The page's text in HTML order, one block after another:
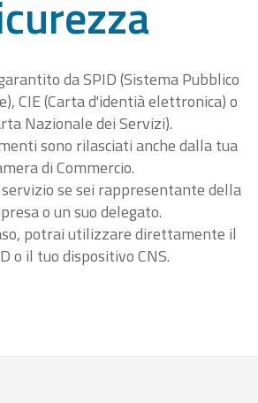
da SPID (Sistema Pubblico
CIE (Carta d'identià elettronica) o
Nazionale dei Servizi).
sono rilasciati anche dalla tua
di Commercio.
se sei rappresentante della
o un suo delegato.
potrai utilizzare direttamente il
o il tuo dispositivo CNS.